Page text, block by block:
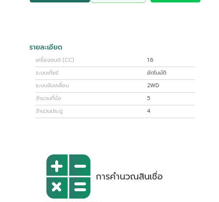
รายละเอียด
เครื่องยนต์ (CC)
1.6
ระบบเกียร์
อัตโนมัติ
ระบบขับเคลื่อน
2WD
จำนวนที่นั่ง
5
จำนวนประตู
4
การคำนวณสินเชื่อ